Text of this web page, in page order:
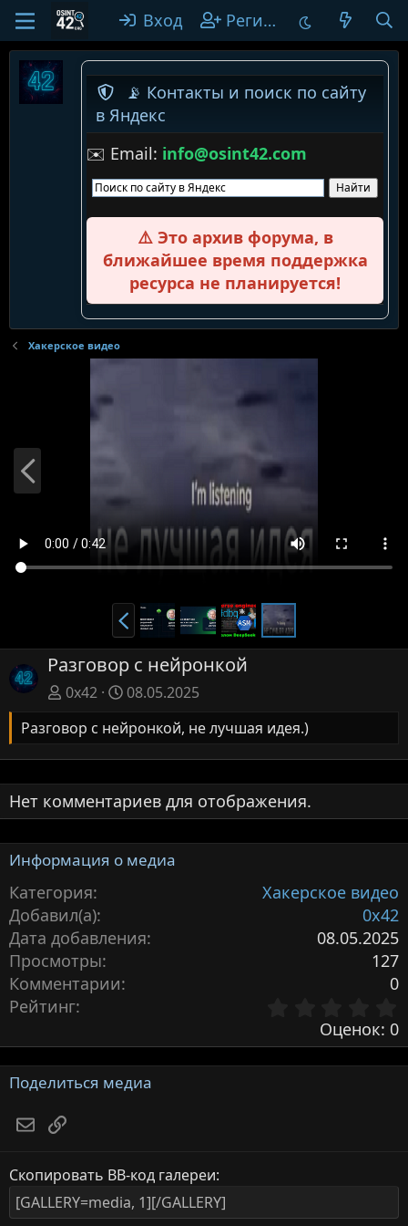
Вход Регистрация
📡 Контакты и поиск по сайту
в Яндекс
✉️ Email: info@osint42.com
⚠️ Это архив форума, в
ближайшее время поддержка
ресурса не планируется!
Хакерское видео
д
Н
а
з
а
д
Разговор с нейронкой
0x42
08.05.2025
Разговор с нейронкой, не лучшая идея.)
Нет комментариев для отображения.
Информация о медиа
Категория
Хакерское видео
Добавил(а)
0x42
Дата добавления
08.05.2025
Просмотры
127
Комментарии
0
Рейтинг
,
0
0
Оценок: 0
Поделиться медиа
Электронная почта
Ссылка
Скопировать BB-код галереи